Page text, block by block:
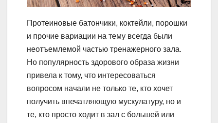
Протеиновые батончики, коктейли, порошки
и прочие вариации на тему всегда были
неотъемлемой частью тренажерного зала.
Но популярность здорового образа жизни
привела к тому, что интересоваться
вопросом начали не только те, кто хочет
получить впечатляющую мускулатуру, но и
те, кто просто ходит в зал с большей или